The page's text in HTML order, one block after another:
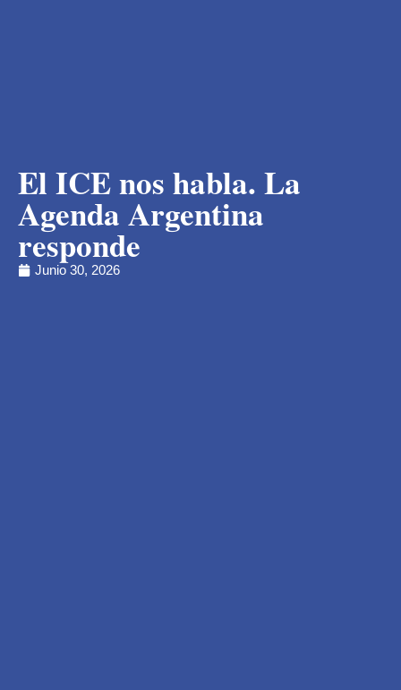
El ICE nos habla. La
Agenda Argentina
responde
Junio 30, 2026